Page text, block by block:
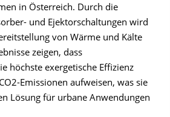
in Österreich. Durch die
und Ejektorschaltungen wird
von Wärme und Kälte
zeigen, dass
höchste exergetische Effizienz
Emissionen aufweisen, was sie
Lösung für urbane Anwendungen